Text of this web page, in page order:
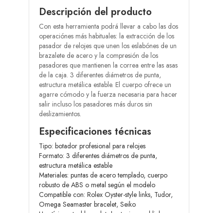
Descripción del producto
Con esta herramienta podrá llevar a cabo las dos
operaciónes más habituales: la extracción de los
pasador de relojes que unen los eslabónes de un
brazalete de acero y la compresión de los
pasadores que mantienen la correa entre las asas
de la caja. 3 diferentes diámetros de punta,
estructura metálica estable. El cuerpo ofrece un
agarre cómodo y la fuerza necesaria para hacer
salir incluso los pasadores más duros sin
deslizamientos.
Especificaciones técnicas
Tipo: botador profesional para relojes
Formato: 3 diferentes diámetros de punta,
estructura metálica estable
Materiales: puntas de acero templado, cuerpo
robusto de ABS o metal según el modelo
Compatible con: Rolex Oyster-style links, Tudor,
Omega Seamaster bracelet, Seiko